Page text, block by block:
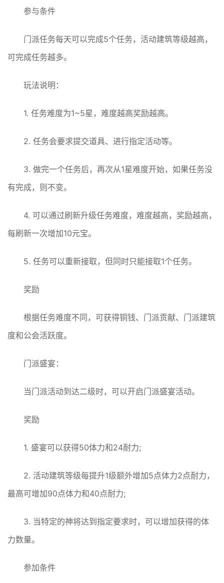
参与条件
门派任务每天可以完成5个任务，活动建筑等级越高，
可完成任务越多。
玩法说明：
1. 任务难度为1~5星，难度越高奖励越高。
2. 任务会要求提交道具、进行指定活动等。
3. 做完一个任务后，再次从1星难度开始，如果任务没
有完成，则不变。
4. 可以通过刷新升级任务难度，难度越高，奖励越高，
每刷新一次增加10元宝。
5. 任务可以重新接取，但同时只能接取1个任务。
奖励
根据任务难度不同，可获得铜钱、门派贡献、门派建筑
度和公会活跃度。
门派盛宴：
当门派活动到达二级时，可以开启门派盛宴活动。
奖励
1. 盛宴可以获得50体力和24耐力;
2. 活动建筑等级每提升1级额外增加5点体力2点耐力，
最高可增加90点体力和40点耐力;
3. 当特定的神将达到指定要求时，可以增加获得的体
力数量。
参加条件